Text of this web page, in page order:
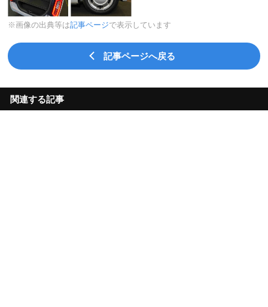
※画像の出典等は記事ページで表示しています
記事ページへ戻る
関連する記事